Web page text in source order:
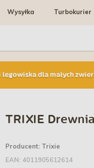
Wysyłka Turbokurier
legowiska dla małych
TRIXIE
Producent: Trixie
EAN: 4011905612614